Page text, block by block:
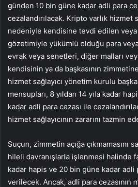
günden 10 bin güne kadar adli para
cezalandırılacak. Kripto varlık hizmet
nedeniyle kendisine tevdi edilen
gözetimiyle yükümlü olduğu para
evrak veya senetleri, diğer malları
kendisinin ya da başkasının
hizmet sağlayıcı yönetim kurulu
mensupları, 8 yıldan 14 yıla kadar
kadar adli para cezası ile
hizmet sağlayıcının zararını tazmin
Suçun, zimmetin açığa çıkmamasını
hileli davranışlarla işlenmesi halinde
kadar hapis ve 20 bin güne kadar adli
verilecek. Ancak, adli para cezasının